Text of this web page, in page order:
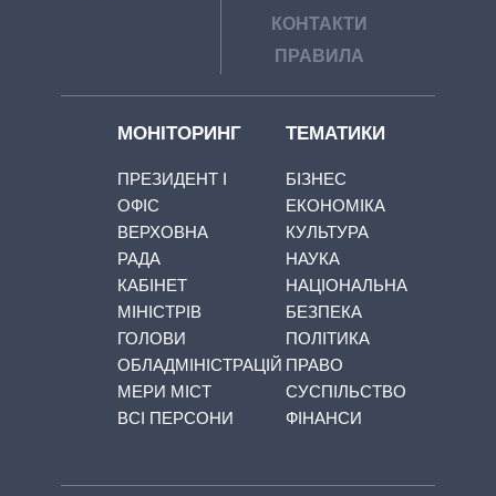
КОНТАКТИ
ПРАВИЛА
МОНІТОРИНГ
ПРЕЗИДЕНТ І
ОФІС
ВЕРХОВНА
РАДА
КАБІНЕТ
МІНІСТРІВ
ГОЛОВИ
ОБЛАДМІНІСТРАЦІЙ
МЕРИ МІСТ
ВСІ ПЕРСОНИ
ТЕМАТИКИ
БІЗНЕС
ЕКОНОМІКА
КУЛЬТУРА
НАУКА
НАЦІОНАЛЬНА
БЕЗПЕКА
ПОЛІТИКА
ПРАВО
СУСПІЛЬСТВО
ФІНАНСИ